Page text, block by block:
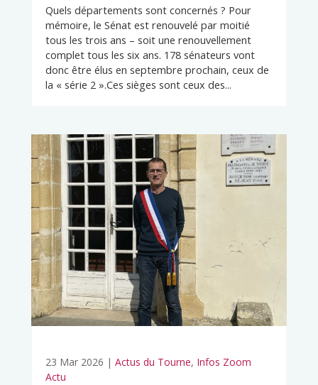
Quels départements sont concernés ? Pour
mémoire, le Sénat est renouvelé par moitié
tous les trois ans – soit une renouvellement
complet tous les six ans. 178 sénateurs vont
donc être élus en septembre prochain, ceux de
la « série 2 ».Ces sièges sont ceux des...
23 Mar 2026 | Actus du Tourne, Infos Zoom
Actu